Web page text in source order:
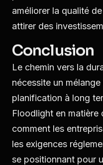
améliorer la qualité
attirer des
Conclusion
Le chemin vers la
nécessite un
planification à long
Floodlight en matière
comment les
les exigences
se positionnant pour